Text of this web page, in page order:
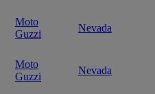
Moto
Guzzi
Nevada
Moto
Guzzi
Nevada